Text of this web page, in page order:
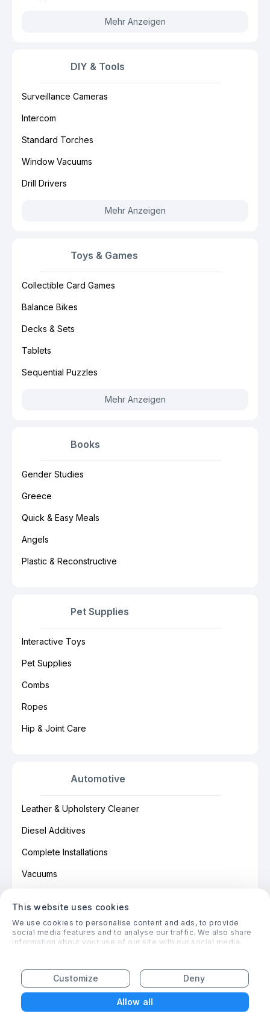
This website uses cookies
We use cookies to personalise content and ads, to provide
social media features and to analyse our traffic. We also share
information about your use of our site with our social media,
collected from your use of their services.
Allow all
Customize Deny
Mehr Anzeigen
DIY & Tools
Surveillance Cameras
Intercom
Standard Torches
Window Vacuums
Drill Drivers
Mehr Anzeigen
Toys & Games
Collectible Card Games
Balance Bikes
Decks & Sets
Tablets
Sequential Puzzles
Mehr Anzeigen
Books
Gender Studies
Greece
Quick & Easy Meals
Angels
Plastic & Reconstructive
Pet Supplies
Interactive Toys
Pet Supplies
Combs
Ropes
Hip & Joint Care
Automotive
Leather & Upholstery Cleaner
Diesel Additives
Complete Installations
Vacuums
Grocery
Powdered Drink Mixes
Pasta & Noodle Dishes